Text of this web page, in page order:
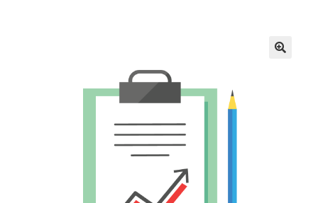
Дотоод журмын багц
Компанийн удирдлагын бичиг баримт